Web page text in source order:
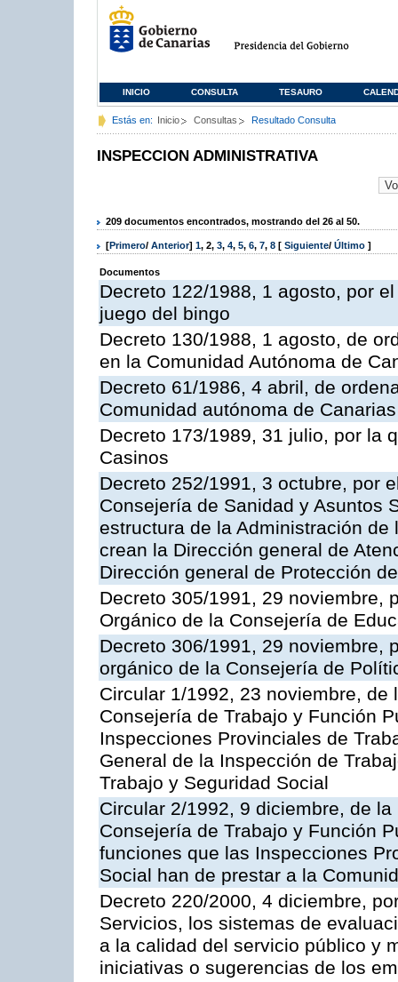
INICIO CONSULTA TESAURO
Estás en: Inicio Consultas Resultado Consulta
INSPECCION ADMINISTRATIVA
209 documentos encontrados, mostrando del 26 al 50.
[Primero/ Anterior] 1, 2, 3, 4, 5, 6, 7, 8 [ Siguiente/ Último ]
Documentos
Decreto 122/1988, 1 agosto, por
juego del bingo
Decreto 130/1988, 1 agosto, de
en la Comunidad Autónoma de
Decreto 61/1986, 4 abril, de
Comunidad autónoma de Canarias
Decreto 173/1989, 31 julio, por la
Casinos
Decreto 252/1991, 3 octubre, por
Consejería de Sanidad y Asuntos
estructura de la Administración
crean la Dirección general de
Dirección general de Protección
Decreto 305/1991, 29 noviembre,
Orgánico de la Consejería de
Decreto 306/1991, 29 noviembre,
orgánico de la Consejería de
Circular 1/1992, 23 noviembre,
Consejería de Trabajo y Función
Inspecciones Provinciales de
General de la Inspección de
Trabajo y Seguridad Social
Circular 2/1992, 9 diciembre, de
Consejería de Trabajo y Función
funciones que las Inspecciones
Social han de prestar a la
Decreto 220/2000, 4 diciembre,
Servicios, los sistemas de
a la calidad del servicio público y
iniciativas o sugerencias de los